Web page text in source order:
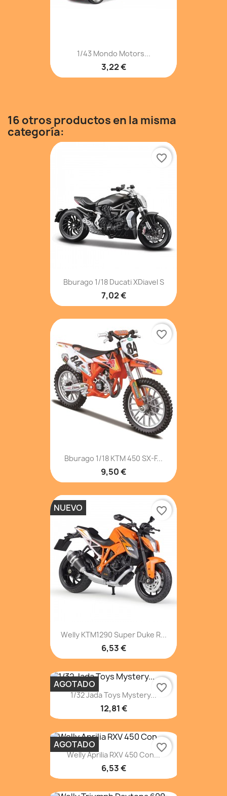
1/43 Mondo Motors...
3,22 €
16 otros productos en la misma
categoría:
Bburago 1/18 Ducati XDiavel S
7,02 €
favorite_border
Bburago 1/18 KTM 450 SX-F...
9,50 €
favorite_border
Welly KTM1290 Super Duke R...
6,53 €
NUEVO favorite_border
1/32 Jada Toys Mystery...
12,81 €
AGOTADO favorite_border
Welly Aprilia RXV 450 Con...
6,53 €
AGOTADO favorite_border